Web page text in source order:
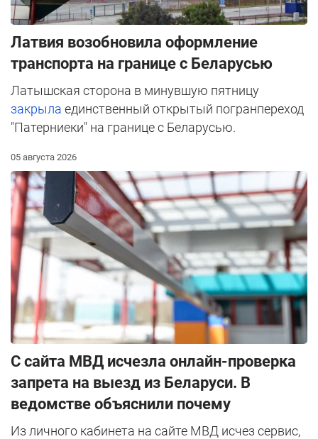
Латвия возобновила оформление
транспорта на границе с Беларусью
Латышская сторона в минувшую пятницу
закрыла единственный открытый погранпереход
"Патерниеки" на границе с Беларусью.
05 августа 2026
С сайта МВД исчезла онлайн-проверка
запрета на выезд из Беларуси. В
ведомстве объяснили почему
Из личного кабинета на сайте МВД исчез сервис,